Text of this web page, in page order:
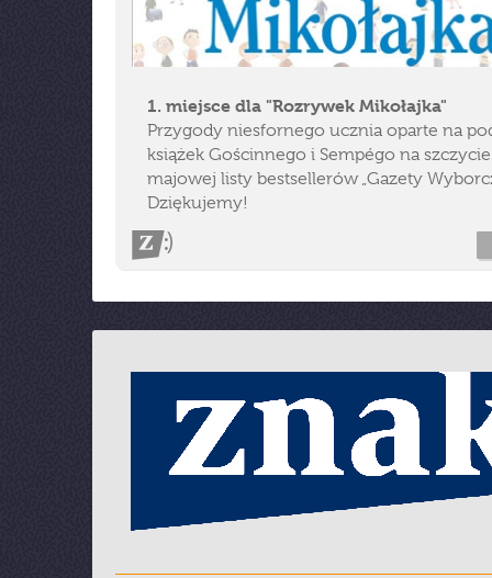
1. miejsce dla "Rozrywek Mikołajka"
Przygody niesfornego ucznia oparte na
książek Gościnnego i Sempégo na szczycie
majowej listy bestsellerów „Gazety
Dziękujemy!